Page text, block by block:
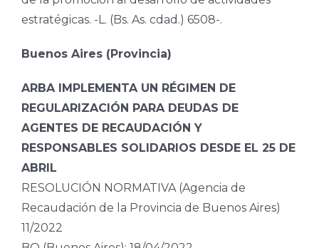
estratégicas. -L. (Bs. As. cdad.) 6508-.
Buenos Aires (Provincia)
ARBA IMPLEMENTA UN RÉGIMEN DE
REGULARIZACIÓN PARA DEUDAS DE
AGENTES DE RECAUDACIÓN Y
RESPONSABLES SOLIDARIOS DESDE EL 25 DE
ABRIL
RESOLUCIÓN NORMATIVA (Agencia de
Recaudación de la Provincia de Buenos Aires)
11/2022